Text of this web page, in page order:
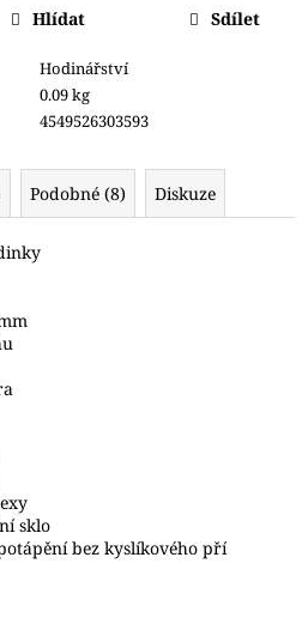
Hodinářství
0.09 kg
4549526303593
Hlídat Sdílet
Podobné (8) Diskuze
sklo
bez kyslíkového pří